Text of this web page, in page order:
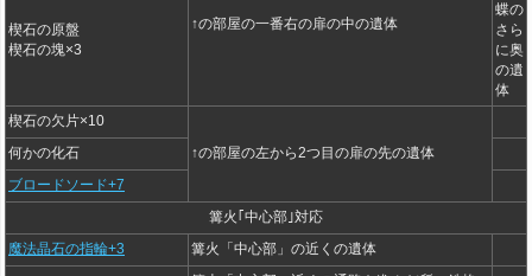
↑の部屋の一番右の扉の中の遺体
楔石の原盤
楔石の塊×3
蝶の
さら
に奥
の遺
体
楔石の欠片×10
↑の部屋の左から2つ目の扉の先の遺体
何かの化石
ブロードソード+7
篝火｢中心部｣対応
魔法晶石の指輪+3
篝火「中心部」の近くの遺体